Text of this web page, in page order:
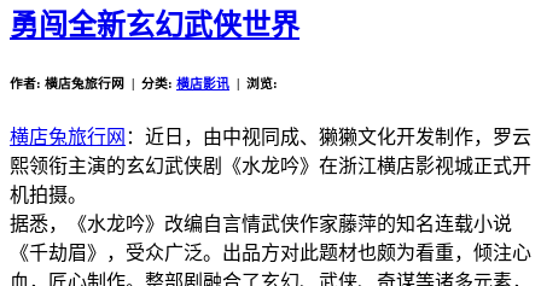
勇闯全新玄幻武侠世界
作者: 横店兔旅行网 | 分类: 横店影讯 | 浏览:
横店兔旅行网 ：近日，由中视同成、獭獭文化开发制作，罗云
熙领衔主演的玄幻武侠剧《水龙吟》在浙江横店影视城正式开
机拍摄。
据悉，《水龙吟》改编自言情武侠作家藤萍的知名连载小说
《千劫眉》，受众广泛。出品方对此题材也颇为看重，倾注心